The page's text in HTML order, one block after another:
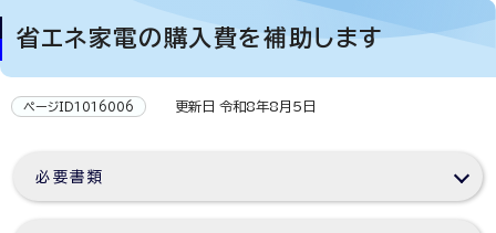
省エネ家電の購入費を補助します
ページID1016006 更新日 令和8年8月5日
必要書類